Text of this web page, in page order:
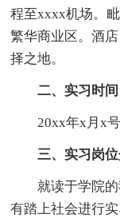
程至xxxx机场。
繁华商业区。酒
择之地。
二、实习时间
20xx年x月x
三、实习岗
就读于学院
有踏上社会进行